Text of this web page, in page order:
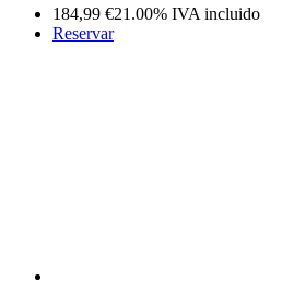
184,99 €21.00% IVA incluido
Reservar